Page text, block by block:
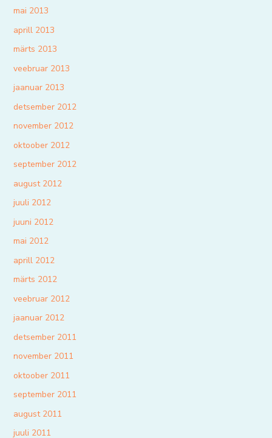
mai 2013
aprill 2013
märts 2013
veebruar 2013
jaanuar 2013
detsember 2012
november 2012
oktoober 2012
september 2012
august 2012
juuli 2012
juuni 2012
mai 2012
aprill 2012
märts 2012
veebruar 2012
jaanuar 2012
detsember 2011
november 2011
oktoober 2011
september 2011
august 2011
juuli 2011